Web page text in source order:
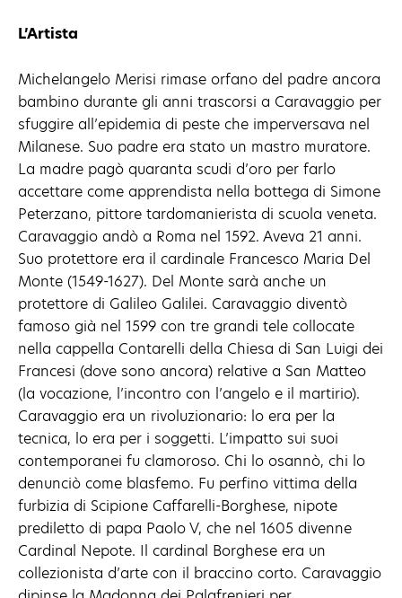
L’Artista
Michelangelo Merisi rimase orfano del padre ancora
bambino durante gli anni trascorsi a Caravaggio per
sfuggire all’epidemia di peste che imperversava nel
Milanese. Suo padre era stato un mastro muratore.
La madre pagò quaranta scudi d’oro per farlo
accettare come apprendista nella bottega di Simone
Peterzano, pittore tardomanierista di scuola veneta.
Caravaggio andò a Roma nel 1592. Aveva 21 anni.
Suo protettore era il cardinale Francesco Maria Del
Monte (1549-1627). Del Monte sarà anche un
protettore di Galileo Galilei. Caravaggio diventò
famoso già nel 1599 con tre grandi tele collocate
nella cappella Contarelli della Chiesa di San Luigi dei
Francesi (dove sono ancora) relative a San Matteo
(la vocazione, l’incontro con l’angelo e il martirio).
Caravaggio era un rivoluzionario: lo era per la
tecnica, lo era per i soggetti. L’impatto sui suoi
contemporanei fu clamoroso. Chi lo osannò, chi lo
denunciò come blasfemo. Fu perfino vittima della
furbizia di Scipione Caffarelli-Borghese, nipote
prediletto di papa Paolo V, che nel 1605 divenne
Cardinal Nepote. Il cardinal Borghese era un
collezionista d’arte con il braccino corto. Caravaggio